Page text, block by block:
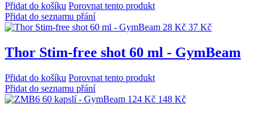
Přidat do košíku Porovnat tento produkt
Přidat do seznamu přání
28 Kč 37 Kč
Thor Stim-free shot 60 ml - GymBeam
Přidat do košíku Porovnat tento produkt
Přidat do seznamu přání
124 Kč 148 Kč